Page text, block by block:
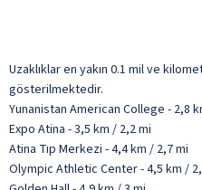
Uzaklıklar en yakın 0.1 mil ve
gösterilmektedir.
Yunanistan American College - 2,8
Expo Atina - 3,5 km / 2,2 mi
Atina Tıp Merkezi - 4,4 km / 2,7 mi
Olympic Athletic Center - 4,5 km /